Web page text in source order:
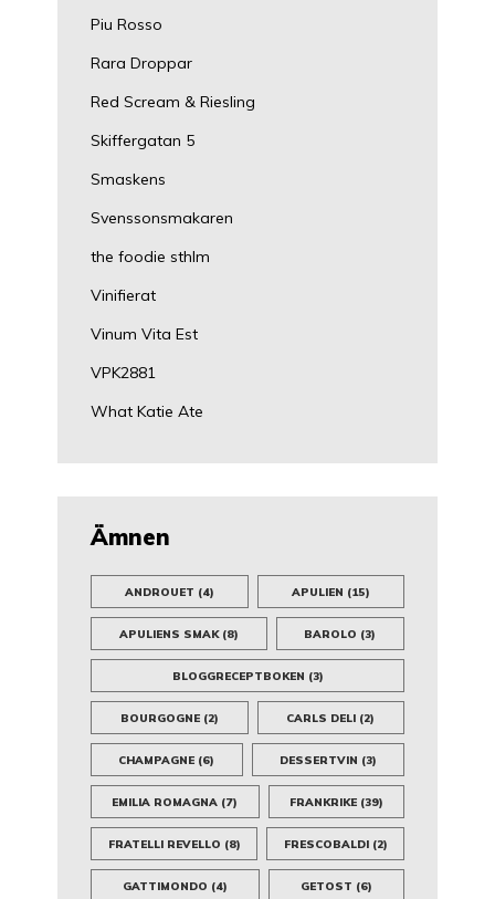
Piu Rosso
Rara Droppar
Red Scream & Riesling
Skiffergatan 5
Smaskens
Svenssonsmakaren
the foodie sthlm
Vinifierat
Vinum Vita Est
VPK2881
What Katie Ate
Ämnen
ANDROUET (4) APULIEN (15)
APULIENS SMAK(8) BAROLO (3)
BLOGGRECEPTBOKEN (3)
BOURGOGNE(2) CARLS DELI (2)
CHAMPAGNE (6) DESSERTVIN (3)
EMILIA ROMAGNA (7) FRANKRIKE(39)
FRATELLI REVELLO (8) FRESCOBALDI(2)
GATTIMONDO (4) GETOST (6)